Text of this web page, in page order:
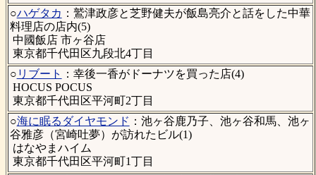
○ハゲタカ ：鷲津政彦と芝野健夫が飯島亮介と話をした中華
料理店の店内(5)
中國飯店 市ヶ谷店
東京都千代田区九段北4丁目
○ リブート
：幸後一香がドーナツを買った店(4)
HOCUS POCUS
東京都千代田区平河町2丁目
○海に眠るダイヤモンド ：池ヶ谷鹿乃子、池ヶ谷和馬、池ヶ
谷雅彦（宮崎吐夢）が訪れたビル(1)
はなやまハイム
東京都千代田区平河町1丁目